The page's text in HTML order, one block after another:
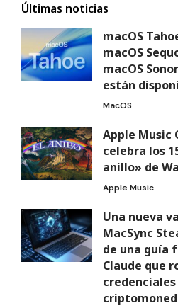
Últimas noticias
macOS
macOS
macOS
están
MacOS
Apple Music
celebra los
anillo» de
Apple Music
Una nueva
MacSync
de una guía
Claude que
credenciales